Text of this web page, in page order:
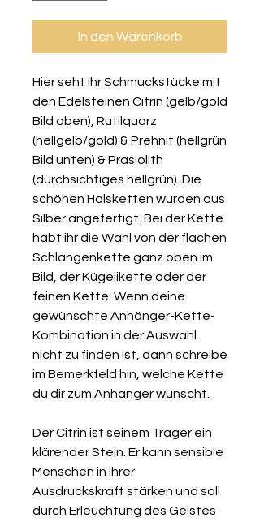
In den Warenkorb
Hier seht ihr Schmuckstücke mit
den Edelsteinen Citrin (gelb/gold
Bild oben), Rutilquarz
(hellgelb/gold) & Prehnit (hellgrün
Bild unten) & Prasiolith
(durchsichtiges hellgrün). Die
schönen Halsketten wurden aus
Silber angefertigt. Bei der Kette
habt ihr die Wahl von der flachen
Schlangenkette ganz oben im
Bild, der Kügelikette oder der
feinen Kette. Wenn deine
gewünschte Anhänger-Kette-
Kombination in der Auswahl
nicht zu finden ist, dann schreibe
im Bemerkfeld hin, welche Kette
du dir zum Anhänger wünscht.
Der Citrin ist seinem Träger ein
klärender Stein. Er kann sensible
Menschen in ihrer
Ausdruckskraft stärken und soll
durch Erleuchtung des Geistes